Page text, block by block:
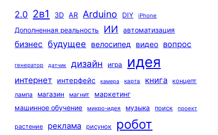
2.0 2в1 3D AR Arduino DIY iPhone
Дополненная реальность ИИ автоматизация
бизнес будущее велосипед видео вопрос
генератор датчик дизайн игра идея
интернет интерфейс камера карта книга
концепт
лампа
магазин магнит
маркетинг
машинное обучение
микро-идея музыка поиск проект
растение реклама рисунок робот